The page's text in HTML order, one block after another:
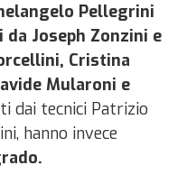
Pellegrini
Joseph Zonzini e
Cristina
Mularoni e
dai tecnici Patrizio
hanno invece